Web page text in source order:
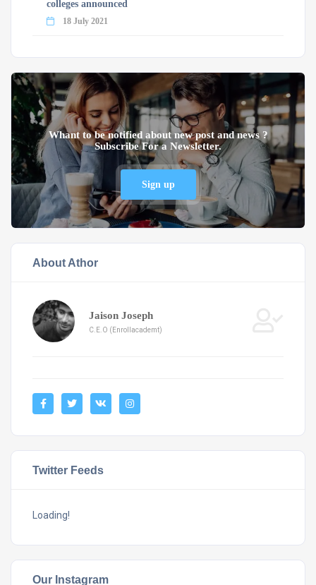
colleges announced
18 July 2021
Whant to be notified about new post and news ?
Subscribe For a Newsletter.
Sign up
About Athor
Jaison Joseph
C.E.O (Enrollacademt)
Twitter Feeds
Loading!
Our Instagram